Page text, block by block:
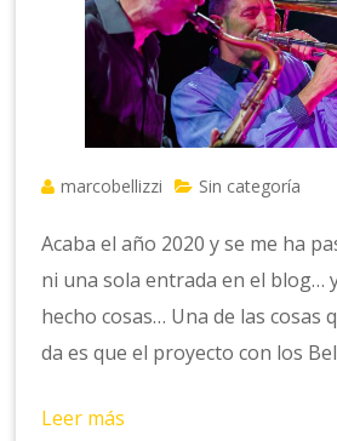
marcobellizzi Sin categoría
Acaba el año 2020 y se me ha
ni una sola entrada en el blog…
hecho cosas… Una de las cosas
da es que el proyecto con los
Leer más